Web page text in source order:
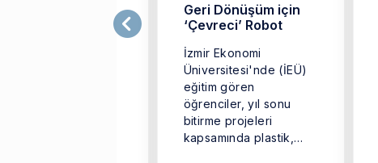
Geri Dönüşüm için
‘Çevreci’ Robot
İzmir Ekonomi
Üniversitesi'nde (İEÜ)
eğitim gören
öğrenciler, yıl sonu
bitirme projeleri
kapsamında plastik,